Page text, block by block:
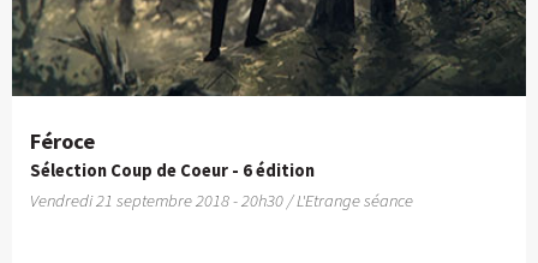
Féroce
Sélection Coup de Coeur - 6 édition
Vendredi 21 septembre 2018 - 20h30 / L'Etrange séance